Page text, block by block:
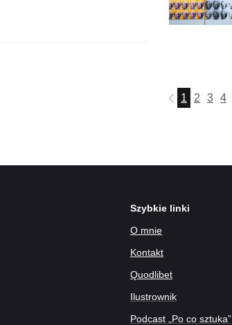
1 2 3 4
Szybkie linki
O mnie
Kontakt
Quodlibet
Ilustrownik
Podcast „Po co sztuka”